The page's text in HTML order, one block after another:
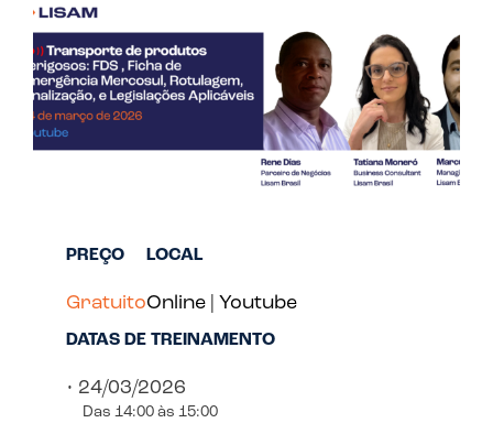
PREÇO
Gratuito
LOCAL
Online | Youtube
DATAS DE TREINAMENTO
• 24/03/2026
Das 14:00 às 15:00